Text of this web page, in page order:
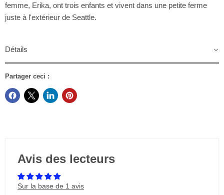
femme, Erika, ont trois enfants et vivent dans une petite ferme
juste à l'extérieur de Seattle.
Détails
Partager ceci :
Avis des lecteurs
Sur la base de 1 avis